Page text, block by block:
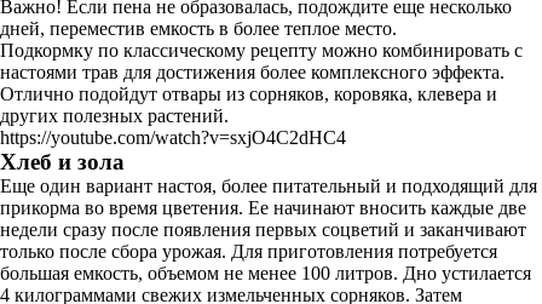
Важно! Если пена не образовалась, подождите еще несколько
дней, переместив емкость в более теплое место.
Подкормку по классическому рецепту можно комбинировать с
настоями трав для достижения более комплексного эффекта.
Отлично подойдут отвары из сорняков, коровяка, клевера и
других полезных растений.
https://youtube.com/watch?v=sxjO4C2dHC4
Хлеб и зола
Еще один вариант настоя, более питательный и подходящий для
прикорма во время цветения. Ее начинают вносить каждые две
недели сразу после появления первых соцветий и заканчивают
только после сбора урожая. Для приготовления потребуется
большая емкость, объемом не менее 100 литров. Дно устилается
4 килограммами свежих измельченных сорняков. Затем